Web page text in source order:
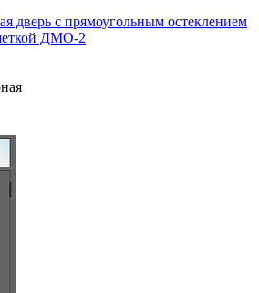
дверь с прямоугольным остеклением
ДМО-2